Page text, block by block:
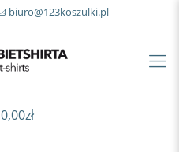
biuro@123koszulki.pl
0,00zł